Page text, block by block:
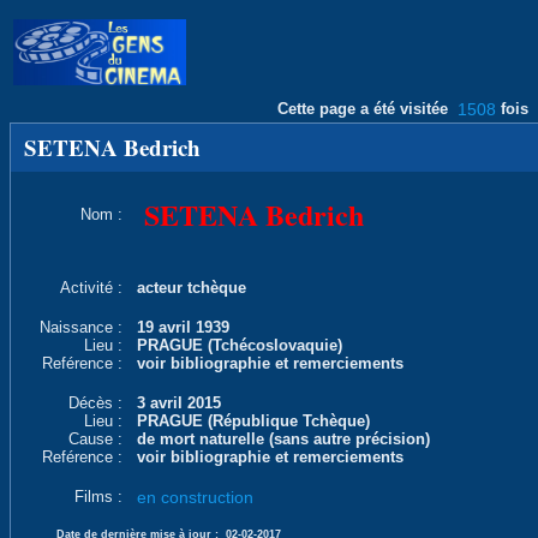
Cette page a été visitée 1508 fois
SETENA Bedrich
Nom : SETENA Bedrich
Activité : acteur tchèque
Naissance :
19 avril 1939
Lieu :
PRAGUE (Tchécoslovaquie)
Reférence :
voir bibliographie et remerciements
Décès :
3 avril 2015
Lieu :
PRAGUE (République Tchèque)
Cause :
de mort naturelle (sans autre précision)
Reférence :
voir bibliographie et remerciements
Films : en construction
Date de dernière mise à jour : 02-02-2017